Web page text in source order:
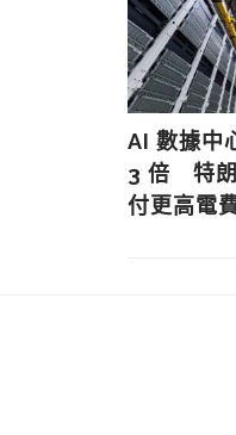
AI 數據中
3 倍 特朗
付更高電